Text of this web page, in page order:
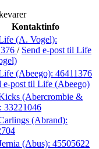
Kontaktinfo
(A. Vogel):
/ Send e-post til Life
(Abeego): 46411376
e-post til Life (Abeego)
(Abercrombie &
33221046
(Abrand):
(Abus): 45505622